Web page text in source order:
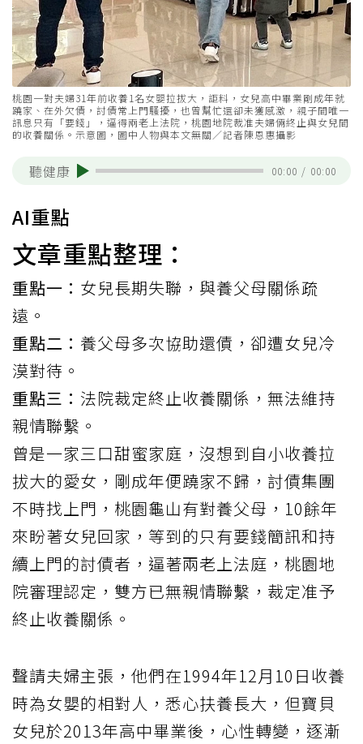
桃園一對夫婦31年前收養1名女嬰拉拔大，詎料，女兒高中畢業剛成年就
蹺家、在外欠債，討債常上門騷擾，也曾幫忙還卻未獲感激，親子間唯一
訊息只有「要錢」，逼得兩老上法院，桃園地院裁准夫婦倆終止與女兒間
的收養關係。示意圖，圖中人物與本文無關／記者陳恩惠攝影
聽健康 00:00 / 00:00
AI重點
文章重點整理：
重點一： 女兒長期失聯，與養父母關係疏
遠。
重點二： 養父母多次協助還債，卻遭女兒冷
漠對待。
重點三： 法院裁定終止收養關係，無法維持
親情聯繫。
曾是一家三口甜蜜家庭，沒想到自小收養拉
拔大的愛女，剛成年便蹺家不歸，討債集團
不時找上門，桃園龜山有對養父母，10餘年
來盼著女兒回家，等到的只有要錢簡訊和持
續上門的討債者，逼著兩老上法庭，桃園地
院審理認定，雙方已無親情聯繫，裁定准予
終止收養關係。
聲請夫婦主張，他們在1994年12月10日收養
時為女嬰的相對人，悉心扶養長大，但寶貝
女兒於2013年高中畢業後，心性轉變，逐漸